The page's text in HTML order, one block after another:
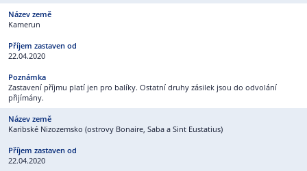
Kamerun
22.04.2020
Zastavení příjmu platí jen pro balíky. Ostatní druhy zásilek jsou do odvolání
přijímány.
Karibské Nizozemsko (ostrovy Bonaire, Saba a Sint Eustatius)
22.04.2020